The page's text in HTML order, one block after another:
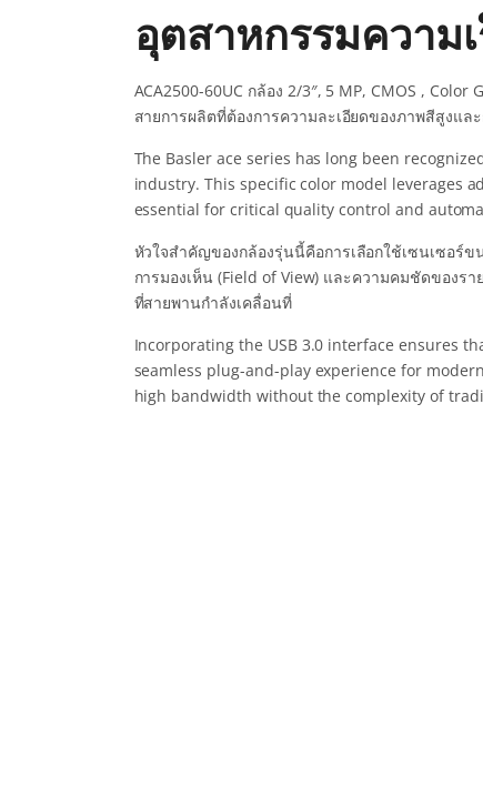
อุตสาหกรรมความ
ACA2500-60UC กล้อง 2/3″, 5 MP, CMOS ,
สายการผลิตที่ต้องการความละเอียดของภาพสีสูงแ
The Basler ace series has long been
industry. This specific color model leverages
essential for critical quality control and
หัวใจสำคัญของกล้องรุ่นนี้คือการเลือกใช้เซนเซอร์
การมองเห็น (Field of View) และความคมชัดของ
ที่สายพานกำลังเคลื่อนที่
Incorporating the USB 3.0 interface ensures
seamless plug-and-play experience for
high bandwidth without the complexity of